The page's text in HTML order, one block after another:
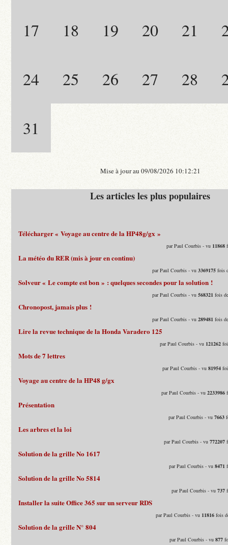
17 18 19 20 21
24 25 26 27 28
31
Mise à jour au 09/08/2026 10:12:21
Les articles les plus populaires
Télécharger « Voyage au centre de la HP48g/gx »
par Paul Courbis - vu 11868
La météo du RER (mis à jour en continu)
par Paul Courbis - vu3369175 fois
Solveur « Le compte est bon » : quelques secondes pour la solution !
par Paul Courbis - vu568321 fois
Chronopost, jamais plus !
par Paul Courbis - vu289481 fois
Lire la revue technique de la Honda Varadero 125
par Paul Courbis - vu 121262
Mots de 7 lettres
par Paul Courbis - vu81954
Voyage au centre de la HP48 g/gx
par Paul Courbis - vu2233986
Présentation
par Paul Courbis - vu7663
Les arbres et la loi
par Paul Courbis - vu772207
Solution de la grille No 1617
par Paul Courbis - vu8471
Solution de la grille No 5814
par Paul Courbis - vu737
Installer la suite Office 365 sur un serveur RDS
par Paul Courbis - vu 11816 fois
Solution de la grille N° 804
par Paul Courbis - vu877